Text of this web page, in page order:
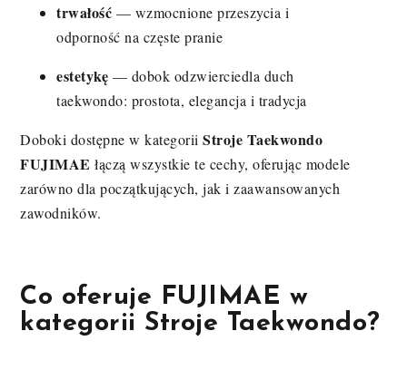
trwałość — wzmocnione przeszycia i
odporność na częste pranie
estetykę — dobok odzwierciedla duch
taekwondo: prostota, elegancja i tradycja
Doboki dostępne w kategoriiStroje Taekwondo
FUJIMAE łączą wszystkie te cechy, oferując modele
zarówno dla początkujących, jak i zaawansowanych
zawodników.
Co oferuje FUJIMAE w
kategorii Stroje Taekwondo?